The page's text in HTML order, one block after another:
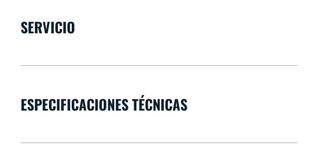
SERVICIO
ESPECIFICACIONES TÉCNICAS